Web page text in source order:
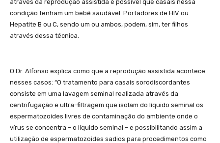
através da reprodução assistida é possível que casais nessa
condição tenham um bebê saudável. Portadores de HIV ou
Hepatite B ou C, sendo um ou ambos, podem, sim, ter filhos
através dessa técnica.
O Dr. Alfonso explica como que a reprodução assistida acontece
nesses casos: “O tratamento para casais sorodiscordantes
consiste em uma lavagem seminal realizada através da
centrifugação e ultra-filtragem que isolam do líquido seminal os
espermatozoides livres de contaminação do ambiente onde o
vírus se concentra – o líquido seminal – e possibilitando assim a
utilização de espermatozoides sadios para procedimentos como